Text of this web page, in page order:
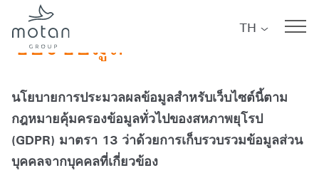
Skip to main navigation
Skip to main content
Skip to page footer
TH
นโยบายความเป็นส่วนตัว
ของข้อมูล
นโยบายการประมวลผลข้อมูลสำหรับเว็บไซต์นี้ตาม
กฎหมายคุ้มครองข้อมูลทั่วไปของสหภาพยุโรป
(GDPR) มาตรา 13 ว่าด้วยการเก็บรวบรวมข้อมูลส่วน
บุคคลจากบุคคลที่เกี่ยวข้อง